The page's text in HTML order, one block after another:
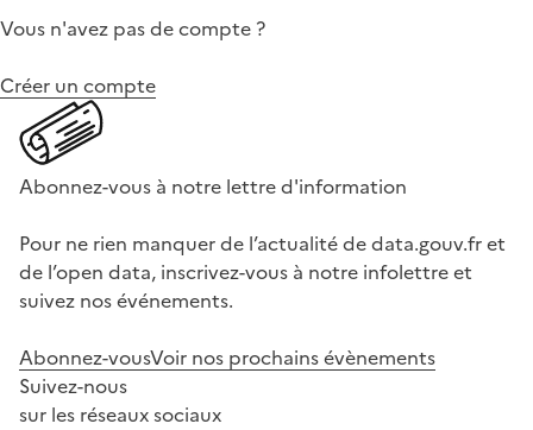
Vous n'avez pas de compte ?
Créer un compte
Abonnez-vous à notre lettre d'information
Pour ne rien manquer de l’actualité de data.gouv.fr et
de l’open data, inscrivez-vous à notre infolettre et
suivez nos événements.
Abonnez-vousVoir nos prochains évènements
Suivez-nous
sur les réseaux sociaux